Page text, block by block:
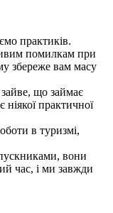
практиків.
помилкам при
збереже вам масу
що займає
ніякої практичної
в туризмі,
вони
час, і ми завжди